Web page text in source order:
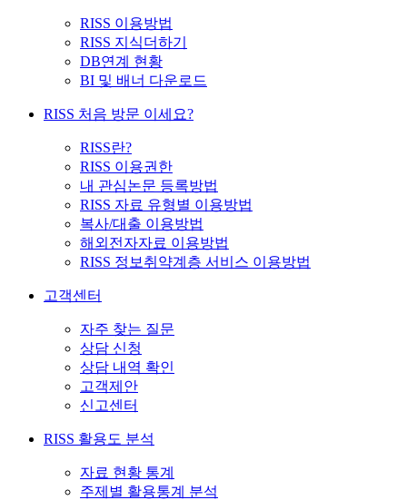
RISS 이용방법
RISS 지식더하기
DB연계 현황
BI 및 배너 다운로드
RISS 처음 방문 이세요?
RISS란?
RISS 이용권한
내 관심논문 등록방법
RISS 자료 유형별 이용방법
복사/대출 이용방법
해외전자자료 이용방법
RISS 정보취약계층 서비스 이용방법
고객센터
자주 찾는 질문
상담 신청
상담 내역 확인
고객제안
신고센터
RISS 활용도 분석
자료 현황 통계
주제별 활용통계 분석